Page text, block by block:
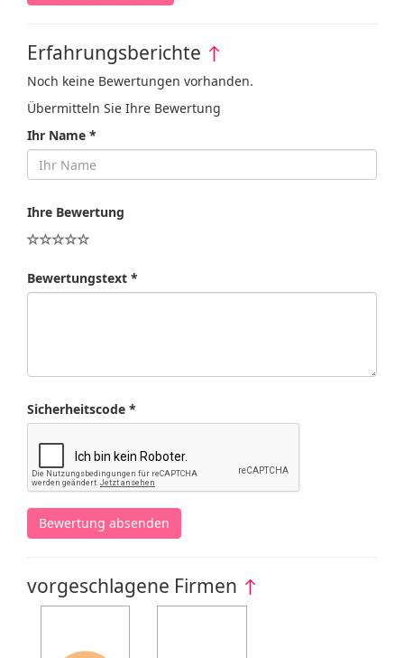
Erfahrungsberichte ↑
Noch keine Bewertungen vorhanden.
Übermitteln Sie Ihre Bewertung
Ihr Name *
Ihre Bewertung
Bewertungstext *
Sicherheitscode *
Bewertung absenden
vorgeschlagene Firmen ↑